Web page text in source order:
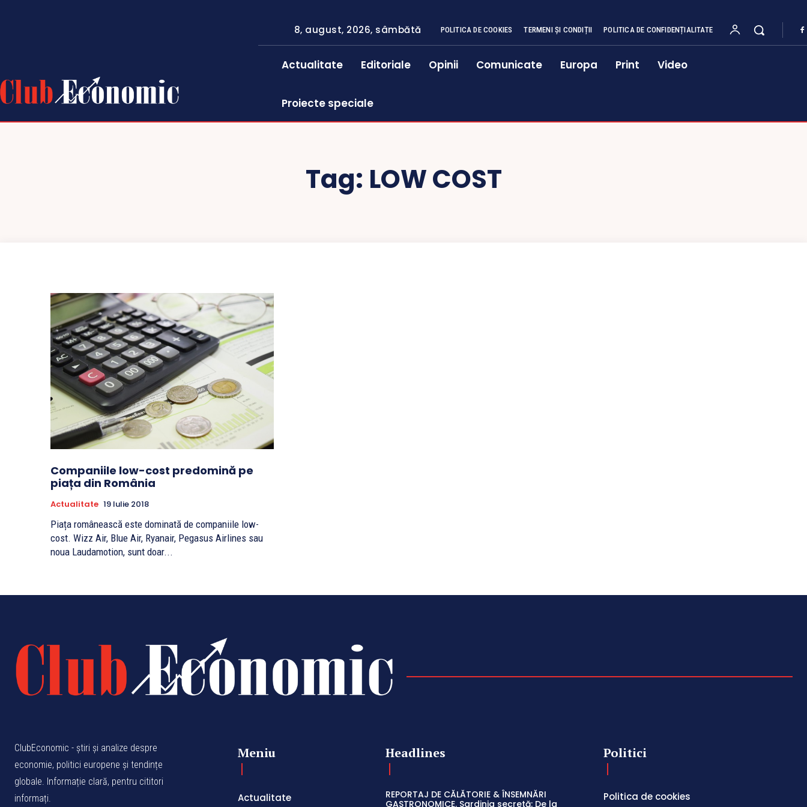
8, august, 2026, sâmbătă POLITICA DE COOKIES TERMENI ȘI CONDIȚII POLITICA DE CONFIDENȚIALITATE
Actualitate Editoriale Opinii Comunicate Europa Print Video
Proiecte speciale
Tag: LOW COST
Companiile low-cost predomină pe
piața din România
Actualitate 19 Iulie 2018
Piața românească este dominată de companiile low-
cost. Wizz Air, Blue Air, Ryanair, Pegasus Airlines sau
noua Laudamotion, sunt doar...
ClubEconomic - știri și analize despre
economie, politici europene și tendințe
globale. Informație clară, pentru cititori
informați.
Meniu
Actualitate
Headlines
REPORTAJ DE CĂLĂTORIE & ÎNSEMNĂRI
GASTRONOMICE. Sardinia secretă: De la
Politici
Politica de cookies